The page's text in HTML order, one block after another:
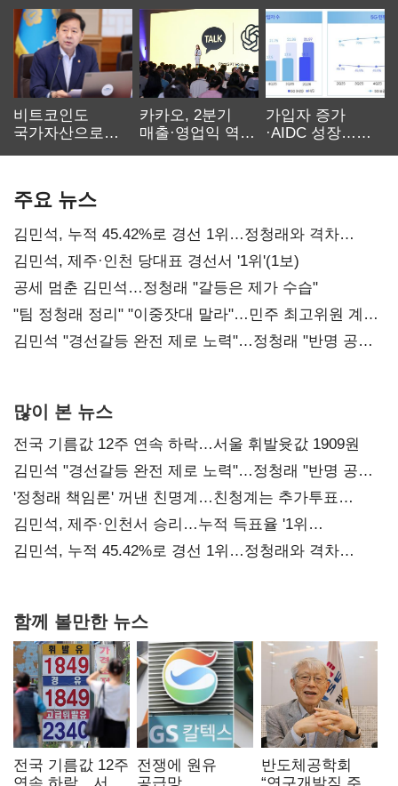
비트코인도
국가자산으로…'
카카오, 2분기
매출·영업익 역대
가입자 증가
·AIDC 성장…
주요 뉴스
김민석, 누적 45.42%로 경선 1위…정청래와 격차
0.86%p(2보)
김민석, 제주·인천 당대표 경선서 '1위'(1보)
공세 멈춘 김민석…정청래 "갈등은 제가 수습"
"팀 정청래 정리" "이중잣대 말라"…민주 최고위원 계파
다툼 격화
김민석 "경선갈등 완전 제로 노력"…정청래 "반명 공세
많이 본 뉴스
전국 기름값 12주 연속 하락…서울 휘발윳값 1909원
김민석 "경선갈등 완전 제로 노력"…정청래 "반명 공세
사과부터"
'정청래 책임론' 꺼낸 친명계…친청계는 추가투표
때리기
김민석, 제주·인천서 승리…누적 득표율 '1위
탈환'(종합)
김민석, 누적 45.42%로 경선 1위…정청래와 격차
함께 볼만한 뉴스
전국 기름값 12주 전쟁에 원유
반도체공학회